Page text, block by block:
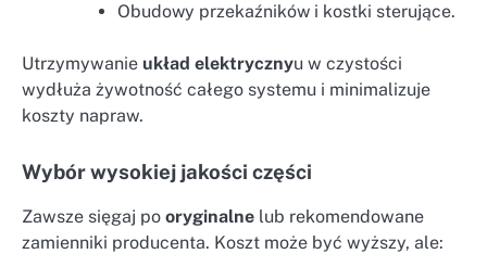
Obudowy przekaźników i kostki sterujące.
Utrzymywanie układ elektrycznyu w czystości
wydłuża żywotność całego systemu i minimalizuje
koszty napraw.
Wybór wysokiej jakości części
Zawsze sięgaj po oryginalne lub rekomendowane
zamienniki producenta. Koszt może być wyższy, ale: